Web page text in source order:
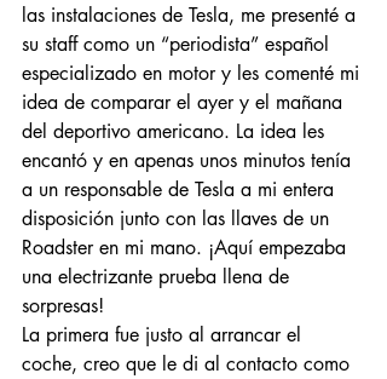
las instalaciones de Tesla, me presenté a
su staff como un “periodista” español
especializado en motor y les comenté mi
idea de comparar el ayer y el mañana
del deportivo americano. La idea les
encantó y en apenas unos minutos tenía
a un responsable de Tesla a mi entera
disposición junto con las llaves de un
Roadster en mi mano. ¡Aquí empezaba
una electrizante prueba llena de
sorpresas!
La primera fue justo al arrancar el
coche, creo que le di al contacto como